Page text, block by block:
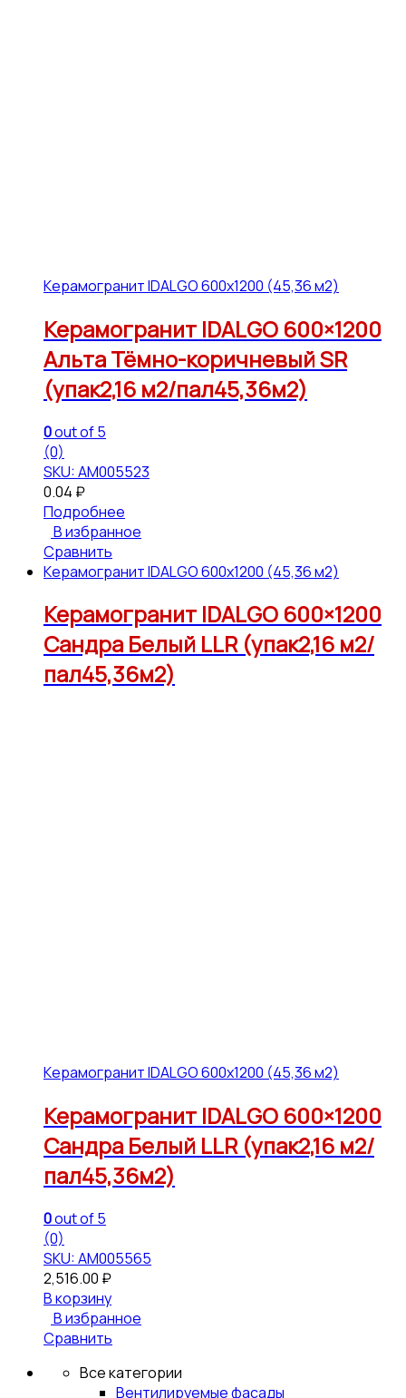
Керамогранит IDALGO 600x1200 (45,36 м2)
Керамогранит IDALGO 600×1200
Альта Тёмно-коричневый SR
(упак2,16 м2/пал45,36м2)
0out of 5
(0)
SKU: АМ005523
0.04 ₽
Подробнее
В избранное
Сравнить
Керамогранит IDALGO 600x1200 (45,36 м2)
Керамогранит IDALGO 600×1200
Сандра Белый LLR (упак2,16 м2/
пал45,36м2)
Керамогранит IDALGO 600x1200 (45,36 м2)
Керамогранит IDALGO 600×1200
Сандра Белый LLR (упак2,16 м2/
пал45,36м2)
0out of 5
(0)
SKU: АМ005565
2,516.00 ₽
В корзину
В избранное
Сравнить
Все категории
Вентилируемые фасады